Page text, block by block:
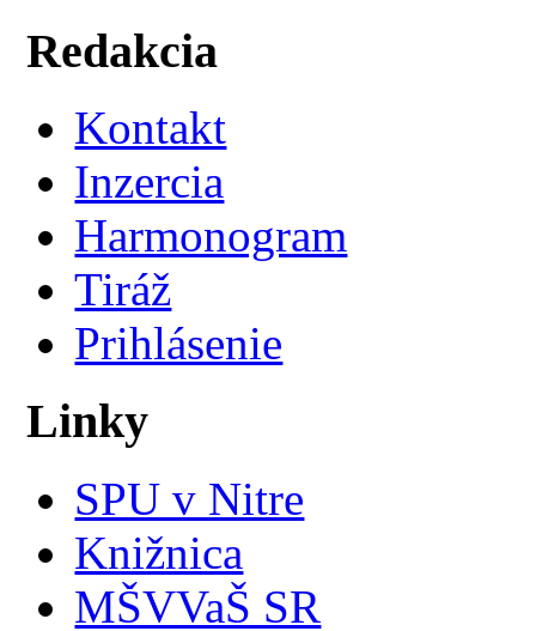
Redakcia
Kontakt
Inzercia
Harmonogram
Tiráž
Prihlásenie
Linky
SPU v Nitre
Knižnica
MŠVVaŠ SR